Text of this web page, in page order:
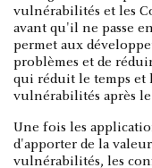
vulnérabilités et les
avant qu'il ne passe
permet aux
problèmes et de
qui réduit le temps et
vulnérabilités après
Une fois les
d'apporter de la
vulnérabilités, les